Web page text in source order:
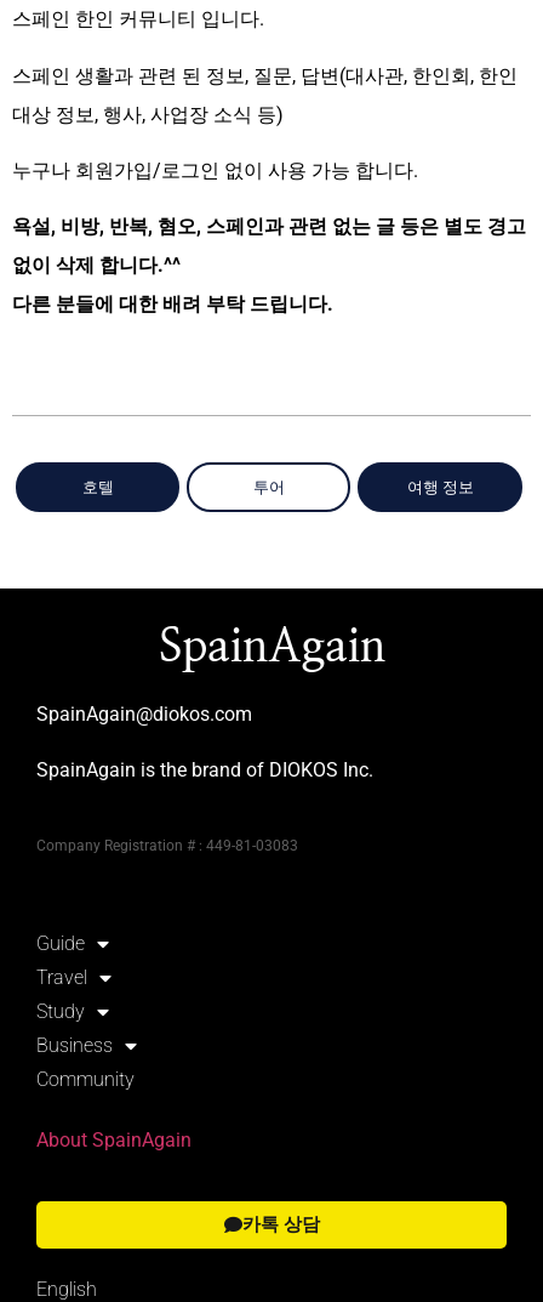
스페인 한인 커뮤니티 입니다.
스페인 생활과 관련 된 정보, 질문, 답변(대사관, 한인회, 한인
대상 정보, 행사, 사업장 소식 등)
누구나 회원가입/로그인 없이 사용 가능 합니다.
욕설, 비방, 반복, 혐오, 스페인과 관련 없는 글 등은 별도 경고
없이 삭제 합니다.^^
다른 분들에 대한 배려 부탁 드립니다.
호텔 투어 여행 정보
SpainAgain
SpainAgain@diokos.com
SpainAgain is the brand of DIOKOS Inc.
Company Registration # : 449-81-03083
Guide
Travel
Study
Business
Community
About SpainAgain
카톡 상담
English